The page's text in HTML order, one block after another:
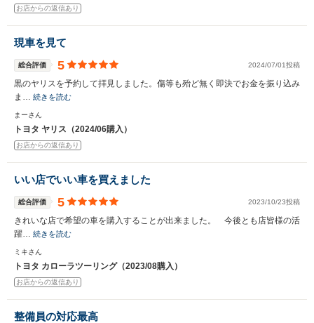
お店からの返信あり
現車を見て
総合評価 5 2024/07/01投稿
黒のヤリスを予約して拝見しました。傷等も殆ど無く即決でお金を振り込み
ま… 続きを読む
まーさん
トヨタ ヤリス（2024/06購入）
お店からの返信あり
いい店でいい車を買えました
総合評価 5 2023/10/23投稿
きれいな店で希望の車を購入することが出来ました。 今後とも店皆様の活
躍… 続きを読む
ミキさん
トヨタ カローラツーリング（2023/08購入）
お店からの返信あり
整備員の対応最高